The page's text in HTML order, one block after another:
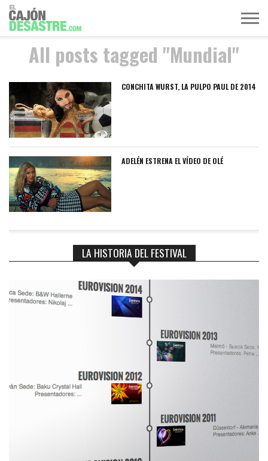
MÚSICA
TELEVISIÓN
POLÍTICA
ACTUALIDAD
EUROVISIÓN
All posts tagged "Mundial"
CONCHITA WURST, LA PULPO PAUL DE 2014
ADELÉN ESTRENA EL VÍDEO DE OLÉ
LA HISTORIA DEL FESTIVAL